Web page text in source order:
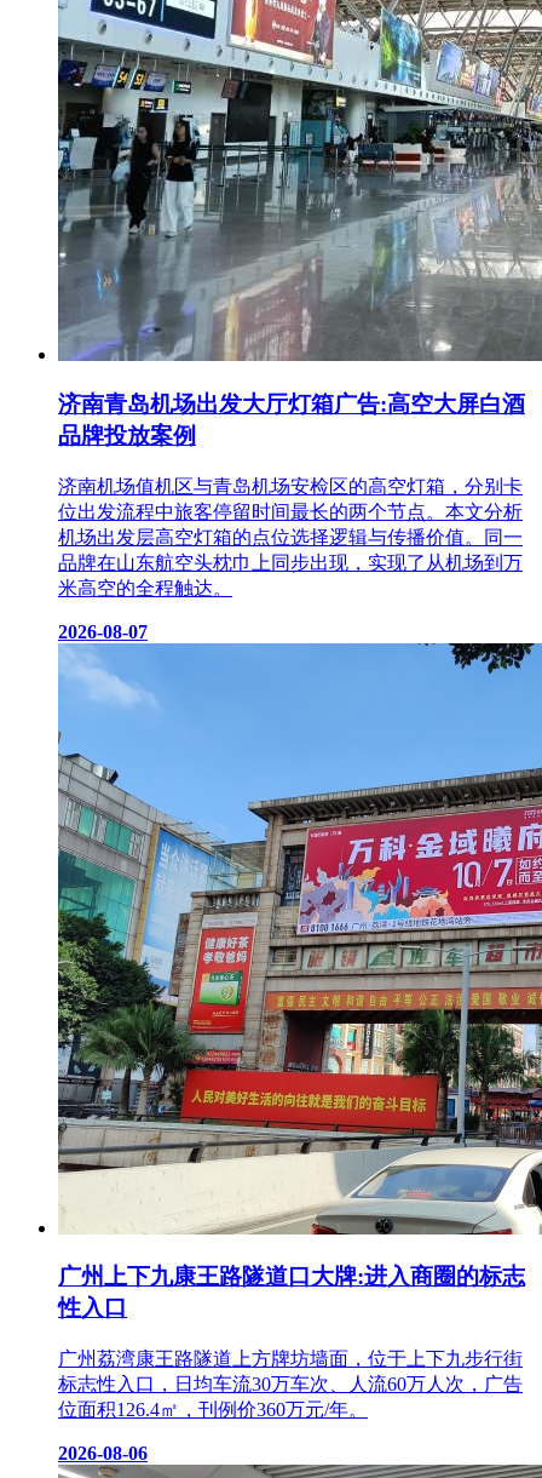
济南青岛机场出发大厅灯箱广告:高空大屏白酒
品牌投放案例
济南机场值机区与青岛机场安检区的高空灯箱，分别卡
位出发流程中旅客停留时间最长的两个节点。本文分析
机场出发层高空灯箱的点位选择逻辑与传播价值。同一
品牌在山东航空头枕巾上同步出现，实现了从机场到万
米高空的全程触达。
2026-08-07
广州上下九康王路隧道口大牌:进入商圈的标志
性入口
广州荔湾康王路隧道上方牌坊墙面，位于上下九步行街
标志性入口，日均车流30万车次、人流60万人次，广告
位面积126.4㎡，刊例价360万元/年。
2026-08-06